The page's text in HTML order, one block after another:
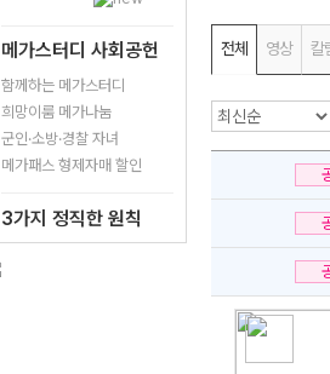
메가스터디 사회공헌
함께하는 메가스터디
희망이룸 메가나눔
군인·소방·경찰 자녀
메가패스 형제자매 할인
3가지 정직한 원칙
전체 영상 칼